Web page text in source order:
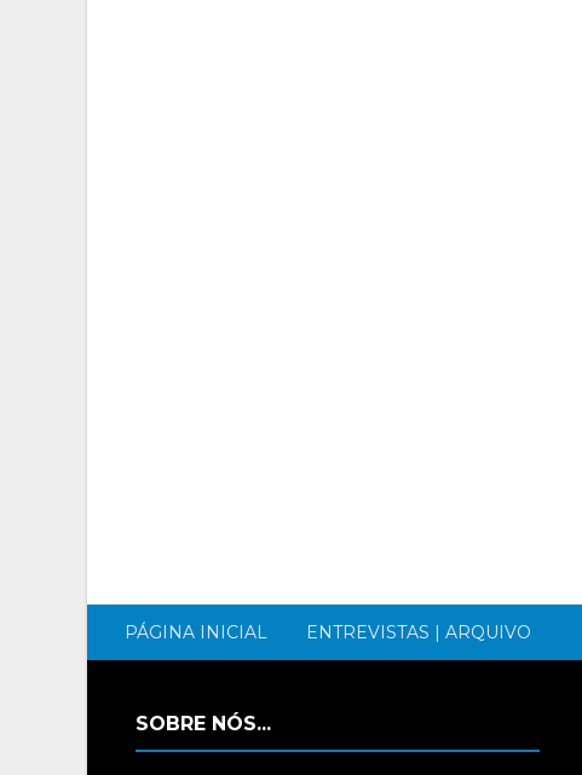
PÁGINA INICIAL ENTREVISTAS | ARQUIVO
SOBRE NÓS...